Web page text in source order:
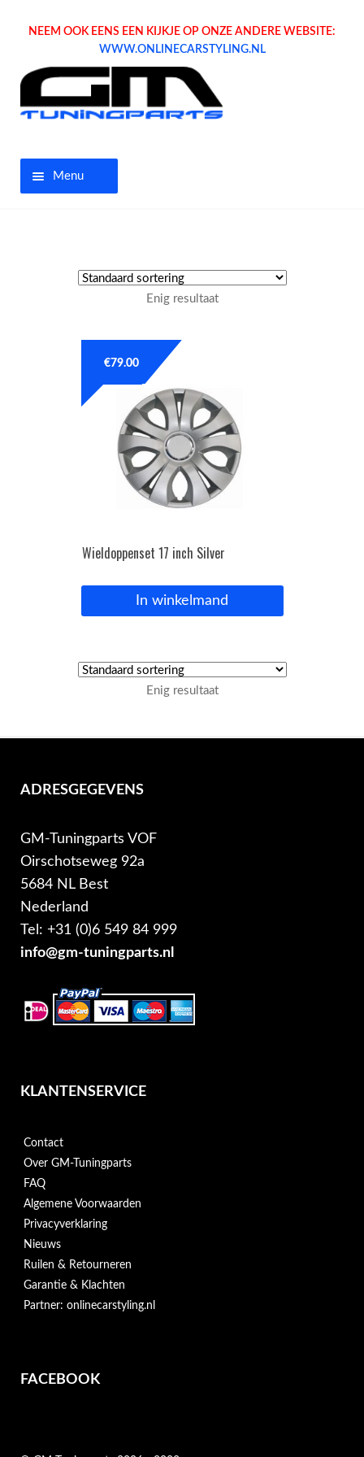
NEEM OOK EENS EEN KIJKJE OP ONZE ANDERE WEBSITE:
WWW.ONLINECARSTYLING.NL
Menu
Tuning parts
OPC Line
Bedrijfswagen parts
Inloggen / Registreren
Enig resultaat
Wieldoppenset 17 inch Silver
€79.00
In winkelmand
Enig resultaat
ADRESGEGEVENS
GM-Tuningparts VOF
Oirschotseweg 92a
5684 NL Best
Nederland
Tel: +31 (0)6 549 84 999
info@gm-tuningparts.nl
KLANTENSERVICE
Contact
Over GM-Tuningparts
FAQ
Algemene Voorwaarden
Privacyverklaring
Nieuws
Ruilen & Retourneren
Garantie & Klachten
Partner: onlinecarstyling.nl
FACEBOOK